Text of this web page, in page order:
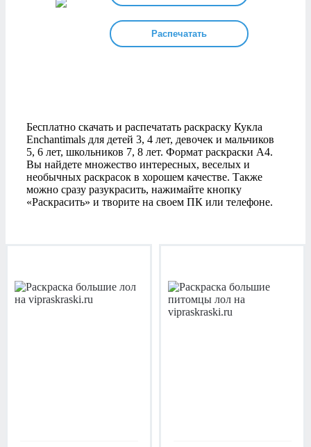
Распечатать
Бесплатно скачать и распечатать раскраску Кукла
Enchantimals для детей 3, 4 лет, девочек и мальчиков
5, 6 лет, школьников 7, 8 лет. Формат раскраски А4.
Вы найдете множество интересных, веселых и
необычных раскрасок в хорошем качестве. Также
можно сразу разукрасить, нажимайте кнопку
«Раскрасить» и творите на своем ПК или телефоне.